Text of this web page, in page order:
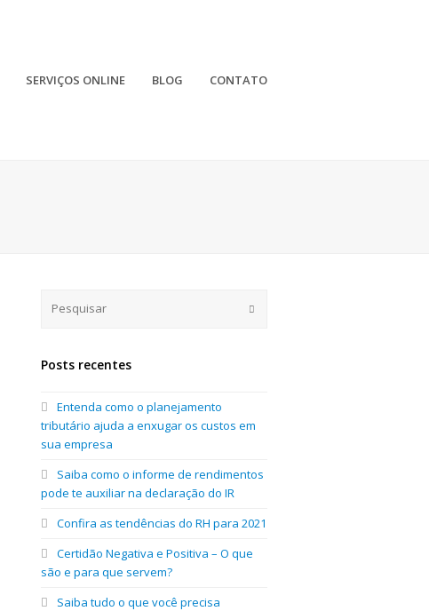
SERVIÇOS ONLINE BLOG CONTATO
Posts recentes
Entenda como o planejamento
tributário ajuda a enxugar os custos em
sua empresa
Saiba como o informe de rendimentos
pode te auxiliar na declaração do IR
Confira as tendências do RH para 2021
Certidão Negativa e Positiva – O que
são e para que servem?
Saiba tudo o que você precisa